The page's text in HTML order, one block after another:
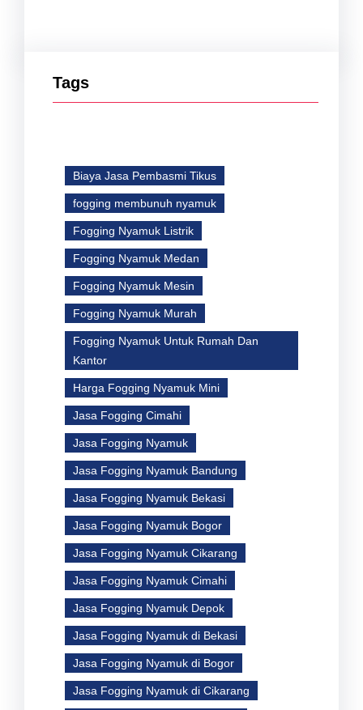
Tags
Biaya Jasa Pembasmi Tikus
fogging membunuh nyamuk
Fogging Nyamuk Listrik
Fogging Nyamuk Medan
Fogging Nyamuk Mesin
Fogging Nyamuk Murah
Fogging Nyamuk Untuk Rumah Dan
Kantor
Harga Fogging Nyamuk Mini
Jasa Fogging Cimahi
Jasa Fogging Nyamuk
Jasa Fogging Nyamuk Bandung
Jasa Fogging Nyamuk Bekasi
Jasa Fogging Nyamuk Bogor
Jasa Fogging Nyamuk Cikarang
Jasa Fogging Nyamuk Cimahi
Jasa Fogging Nyamuk Depok
Jasa Fogging Nyamuk di Bekasi
Jasa Fogging Nyamuk di Bogor
Jasa Fogging Nyamuk di Cikarang